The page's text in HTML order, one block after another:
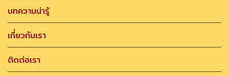
บทความน่ารู้
เกี่ยวกับเรา
ติดต่อเรา